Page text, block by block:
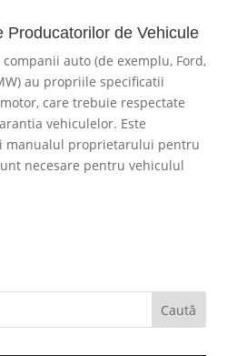
Producatorilor de Vehicule
auto (de exemplu, Ford,
au propriile specificatii
care trebuie respectate
vehiculelor. Este
manualul proprietarului pentru
necesare pentru vehiculul